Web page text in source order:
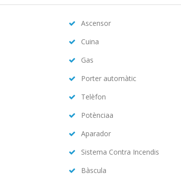
Ascensor
Cuina
Gas
Porter automàtic
Telèfon
Potènciaa
Aparador
Sistema Contra Incendis
Bàscula